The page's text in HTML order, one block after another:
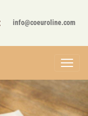
info@coeuroline.com